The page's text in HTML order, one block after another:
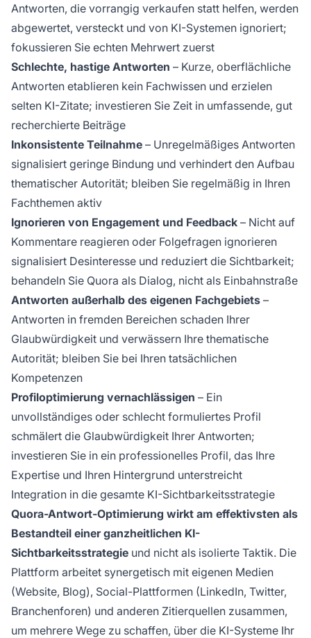
Antworten, die vorrangig verkaufen statt helfen, werden
abgewertet, versteckt und von KI-Systemen ignoriert;
fokussieren Sie echten Mehrwert zuerst
Schlechte, hastige Antworten – Kurze, oberflächliche
Antworten etablieren kein Fachwissen und erzielen
selten KI-Zitate; investieren Sie Zeit in umfassende, gut
recherchierte Beiträge
Inkonsistente Teilnahme – Unregelmäßiges Antworten
signalisiert geringe Bindung und verhindert den Aufbau
thematischer Autorität; bleiben Sie regelmäßig in Ihren
Fachthemen aktiv
Ignorieren von Engagement und Feedback – Nicht auf
Kommentare reagieren oder Folgefragen ignorieren
signalisiert Desinteresse und reduziert die Sichtbarkeit;
behandeln Sie Quora als Dialog, nicht als Einbahnstraße
Antworten außerhalb des eigenen Fachgebiets –
Antworten in fremden Bereichen schaden Ihrer
Glaubwürdigkeit und verwässern Ihre thematische
Autorität; bleiben Sie bei Ihren tatsächlichen
Kompetenzen
Profiloptimierung vernachlässigen – Ein
unvollständiges oder schlecht formuliertes Profil
schmälert die Glaubwürdigkeit Ihrer Antworten;
investieren Sie in ein professionelles Profil, das Ihre
Expertise und Ihren Hintergrund unterstreicht
Integration in die gesamte KI-Sichtbarkeitsstrategie
Quora-Antwort-Optimierung wirkt am effektivsten als
Bestandteil einer ganzheitlichen KI-
Sichtbarkeitsstrategie und nicht als isolierte Taktik. Die
Plattform arbeitet synergetisch mit eigenen Medien
(Website, Blog), Social-Plattformen (LinkedIn, Twitter,
Branchenforen) und anderen Zitierquellen zusammen,
um mehrere Wege zu schaffen, über die KI-Systeme Ihr